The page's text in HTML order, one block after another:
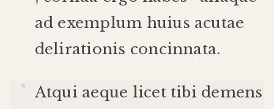
ad exemplum huius acutae
delirationis concinnata.
Atqui aeque licet tibi demens